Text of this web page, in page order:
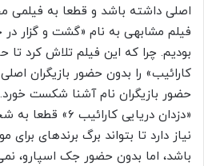
اصلی داشته باشد و قطعا به فیلمی
فیلم مشابهی به نام «گشت و گزار
بودیم. چرا که این فیلم تلاش کرد تا
کارائیب» را بدون حضور بازیگران اصلی
حضور بازیگران نام آشنا شکست
«دزدان دریایی
نیاز دارد تا بتواند برگ برندهای
باشد، اما بدون حضور جک اسپارو،